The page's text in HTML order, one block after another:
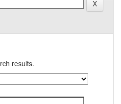
results.